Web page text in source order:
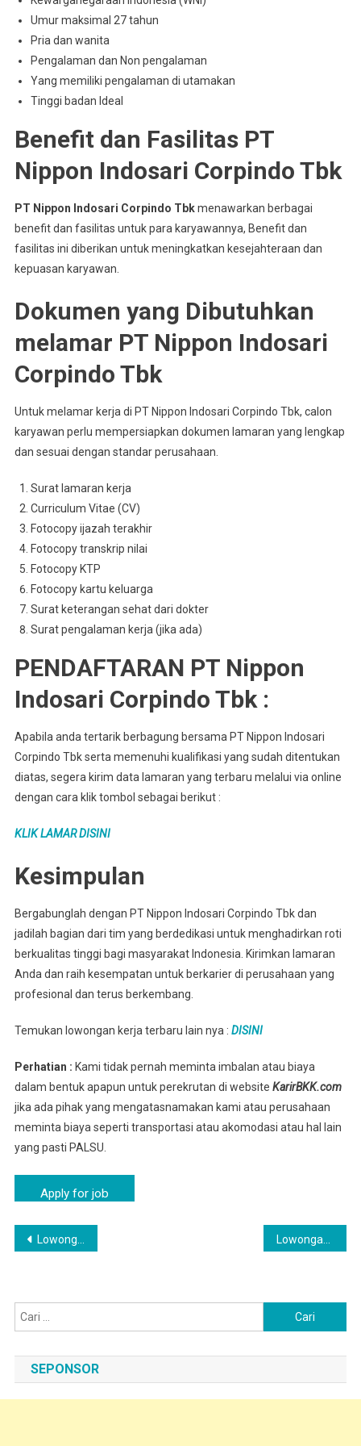
Umur maksimal 27 tahun
Pria dan wanita
Pengalaman dan Non pengalaman
Yang memiliki pengalaman di utamakan
Tinggi badan Ideal
Benefit dan Fasilitas PT
Nippon Indosari Corpindo Tbk
PT Nippon Indosari Corpindo Tbkmenawarkan berbagai
benefit dan fasilitas untuk para karyawannya, Benefit dan
fasilitas ini diberikan untuk meningkatkan kesejahteraan dan
kepuasan karyawan.
Dokumen yang Dibutuhkan
melamar PT Nippon Indosari
Corpindo Tbk
Untuk melamar kerja di PT Nippon Indosari Corpindo Tbk, calon
karyawan perlu mempersiapkan dokumen lamaran yang lengkap
dan sesuai dengan standar perusahaan.
Surat lamaran kerja
Curriculum Vitae (CV)
Fotocopy ijazah terakhir
Fotocopy transkrip nilai
Fotocopy KTP
Fotocopy kartu keluarga
Surat keterangan sehat dari dokter
Surat pengalaman kerja (jika ada)
PENDAFTARAN PT Nippon
Indosari Corpindo Tbk :
Apabila anda tertarik berbagung bersama PT Nippon Indosari
Corpindo Tbk serta memenuhi kualifikasi yang sudah ditentukan
diatas, segera kirim data lamaran yang terbaru melalui via online
dengan cara klik tombol sebagai berikut :
KLIK LAMAR DISINI
Kesimpulan
Bergabunglah dengan PT Nippon Indosari Corpindo Tbk dan
jadilah bagian dari tim yang berdedikasi untuk menghadirkan roti
berkualitas tinggi bagi masyarakat Indonesia. Kirimkan lamaran
Anda dan raih kesempatan untuk berkarier di perusahaan yang
profesional dan terus berkembang.
Temukan lowongan kerja terbaru lain nya : DISINI
Perhatian : Kami tidak pernah meminta imbalan atau biaya
dalam bentuk apapun untuk perekrutan di website KarirBKK.com
jika ada pihak yang mengatasnamakan kami atau perusahaan
meminta biaya seperti transportasi atau akomodasi atau hal lain
yang pasti PALSU.
Navigasi
Lowongan Kerja Hari ini Cirebon 2026 PT Nippon Indosari (SARI ROTI)
untuk:
SEPONSOR